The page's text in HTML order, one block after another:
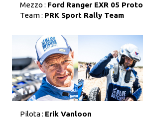
Mezzo : Ford Ranger EXR 05 Proto
Team : PRK Sport Rally Team
Pilota : Erik Vanloon